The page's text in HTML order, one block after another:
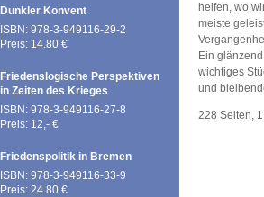
Dunkler Konvent
ISBN: 978-3-949116-29-2
Preis: 14.80 €
Friedenslogische Perspektiven
in Zeiten des Krieges
ISBN: 978-3-949116-27-8
Preis: 12,- €
Friedenspolitik in Bremen
ISBN: 978-3-949116-33-9
Preis: 24.80 €
helfen, wo
meiste
Ein
wichtiges
und
228 Seiten,